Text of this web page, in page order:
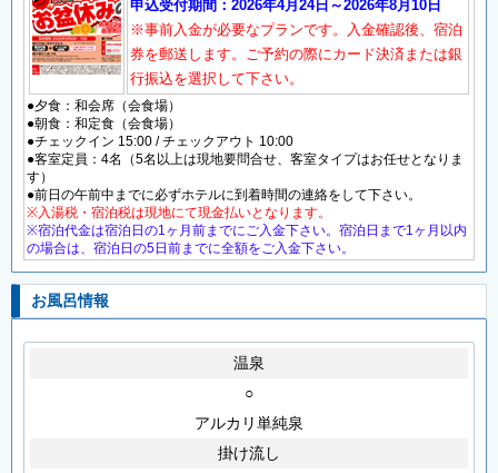
申込受付期間：2026年4月24日～2026年8月10日
※事前入金が必要なプランです。入金確認後、宿泊
券を郵送します。ご予約の際にカード決済または銀
行振込を選択して下さい。
●夕食：和会席（会食場）
●朝食：和定食（会食場）
●チェックイン 15:00 / チェックアウト 10:00
●客室定員：4名（5名以上は現地要問合せ、客室タイプはお任せとなりま
す）
●前日の午前中までに必ずホテルに到着時間の連絡をして下さい。
※入湯税・宿泊税は現地にて現金払いとなります。
※宿泊代金は宿泊日の1ヶ月前までにご入金下さい。宿泊日まで1ヶ月以内
の場合は、宿泊日の5日前までに全額をご入金下さい。
お風呂情報
温泉
○
アルカリ単純泉
掛け流し